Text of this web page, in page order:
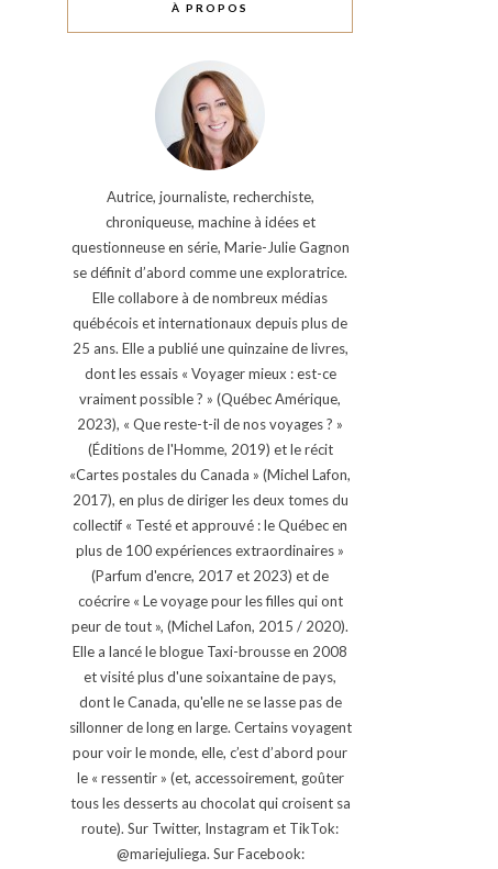
À PROPOS
Autrice, journaliste, recherchiste,
chroniqueuse, machine à idées et
questionneuse en série, Marie-Julie Gagnon
se définit d’abord comme une exploratrice.
Elle collabore à de nombreux médias
québécois et internationaux depuis plus de
25 ans. Elle a publié une quinzaine de livres,
dont les essais « Voyager mieux : est-ce
vraiment possible ? » (Québec Amérique,
2023), « Que reste-t-il de nos voyages ? »
(Éditions de l'Homme, 2019) et le récit
«Cartes postales du Canada » (Michel Lafon,
2017), en plus de diriger les deux tomes du
collectif « Testé et approuvé : le Québec en
plus de 100 expériences extraordinaires »
(Parfum d'encre, 2017 et 2023) et de
coécrire « Le voyage pour les filles qui ont
peur de tout », (Michel Lafon, 2015 / 2020).
Elle a lancé le blogue Taxi-brousse en 2008
et visité plus d'une soixantaine de pays,
dont le Canada, qu'elle ne se lasse pas de
sillonner de long en large. Certains voyagent
pour voir le monde, elle, c’est d’abord pour
le « ressentir » (et, accessoirement, goûter
tous les desserts au chocolat qui croisent sa
route). Sur Twitter, Instagram et TikTok:
@mariejuliega. Sur Facebook: